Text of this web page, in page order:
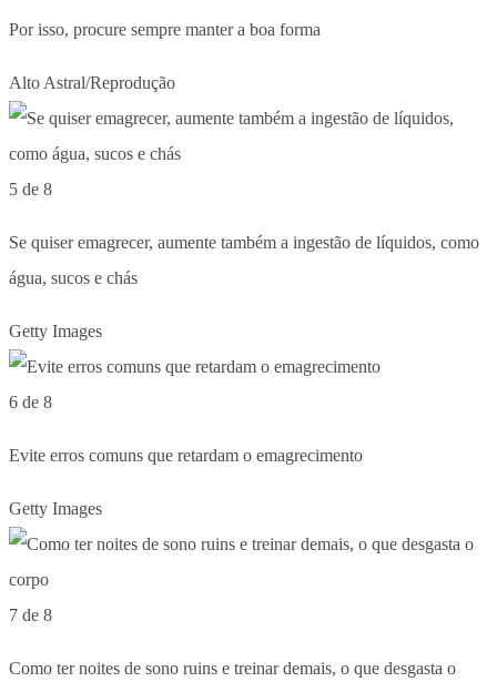
Por isso, procure sempre manter a boa forma
Alto Astral/Reprodução
5 de 8
Se quiser emagrecer, aumente também a ingestão de líquidos, como
água, sucos e chás
Getty Images
6 de 8
Evite erros comuns que retardam o emagrecimento
Getty Images
7 de 8
Como ter noites de sono ruins e treinar demais, o que desgasta o